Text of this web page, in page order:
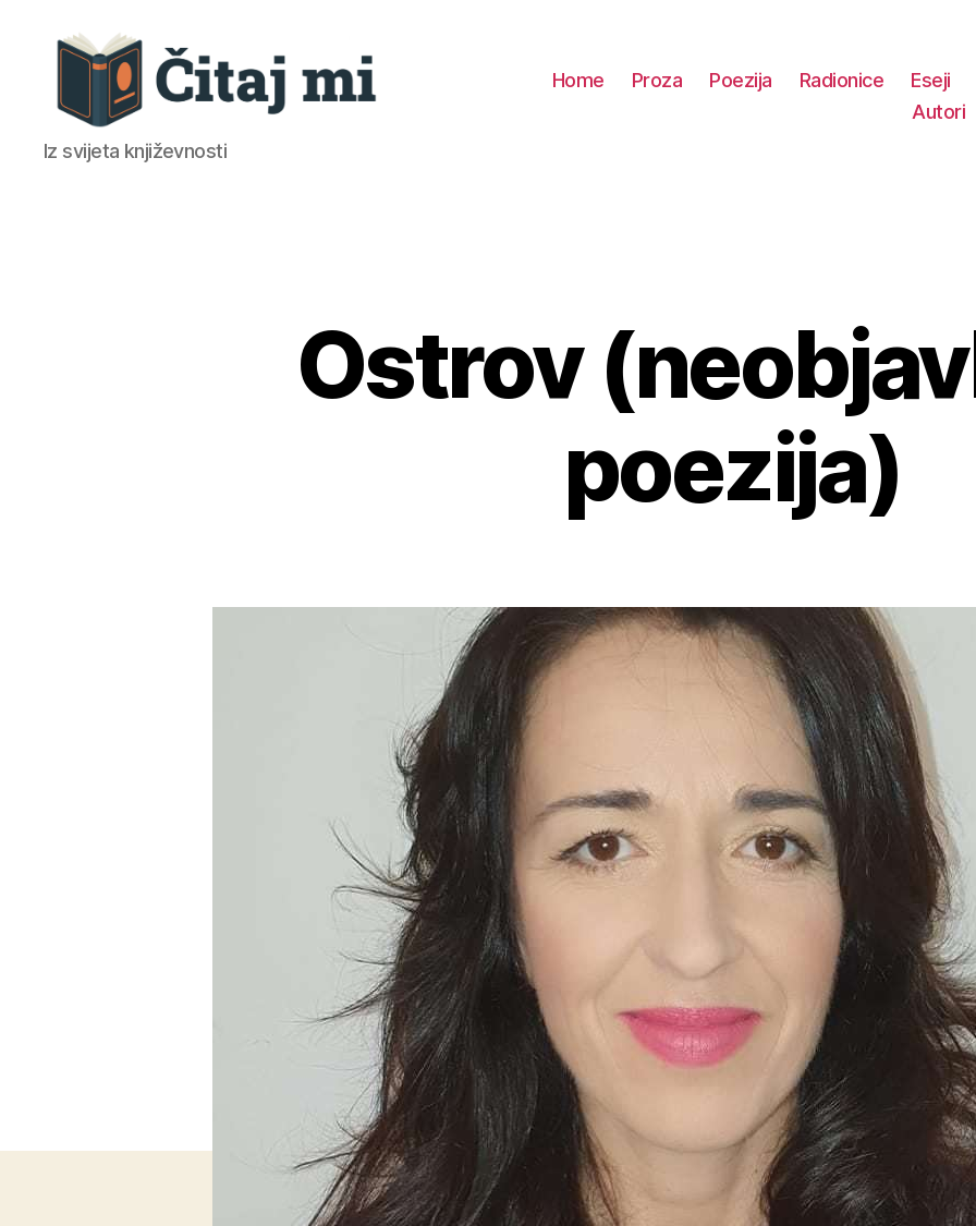
Čitaj
mi
Iz svijeta književnosti
Home Proza Poezija Radionice
Eseji
Autori
Ostrov
poezija)